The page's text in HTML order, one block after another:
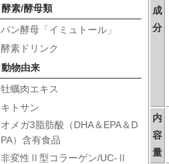
酵素/酵母類
パン酵母「イミュトール」
酵素ドリンク
動物由来
牡蠣肉エキス
キトサン
オメガ3脂肪酸（DHA＆EPA＆D
PA）含有食品
非変性Ⅱ型コラーゲン/UC-Ⅱ
成
分
内
容
量